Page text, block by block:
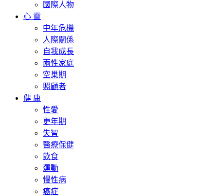
國際人物
心 靈
中年危機
人際關係
自我成長
兩性家庭
空巢期
照顧者
健 康
性愛
更年期
失智
醫療保健
飲食
運動
慢性病
癌症